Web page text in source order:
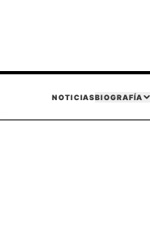
NOTICIASBIOGRAFÍA